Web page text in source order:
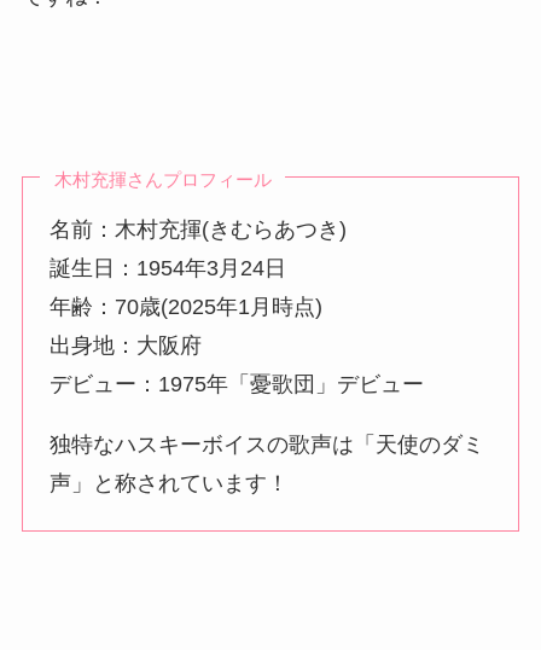
木村充揮さんプロフィール
名前：木村充揮(きむらあつき)
誕生日：1954年3月24日
年齢：70歳(2025年1月時点)
出身地：大阪府
デビュー：1975年「憂歌団」デビュー
独特なハスキーボイスの歌声は「天使のダミ
声」と称されています！